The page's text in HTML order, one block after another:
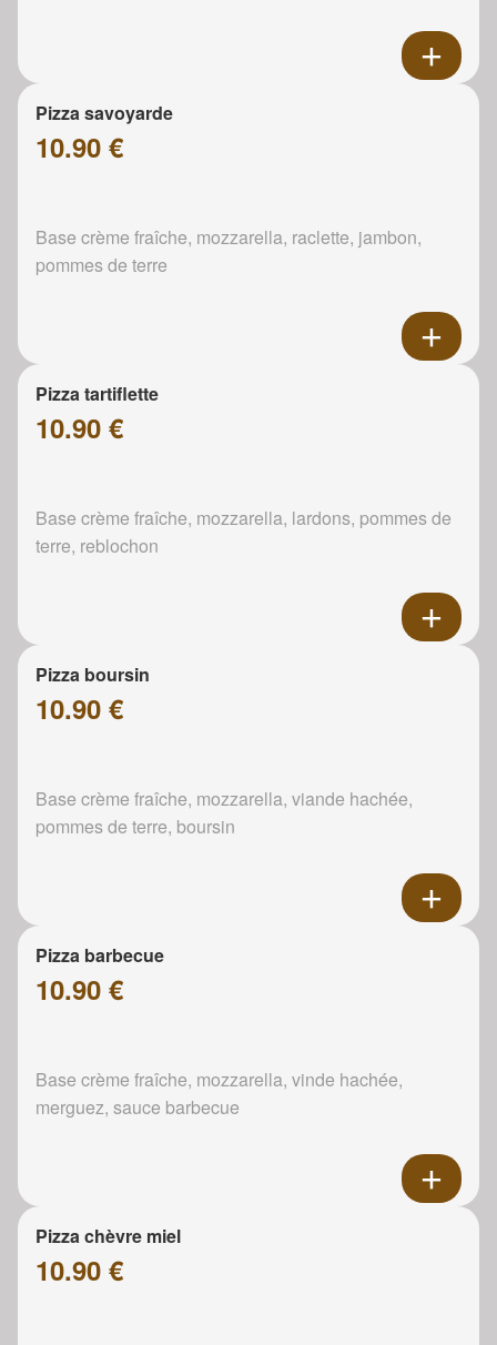
Pizza savoyarde
10.90 €
Base crème fraîche, mozzarella, raclette, jambon,
pommes de terre
Pizza tartiflette
10.90 €
Base crème fraîche, mozzarella, lardons, pommes de
terre, reblochon
Pizza boursin
10.90 €
Base crème fraîche, mozzarella, viande hachée,
pommes de terre, boursin
Pizza barbecue
10.90 €
Base crème fraîche, mozzarella, vinde hachée,
merguez, sauce barbecue
Pizza chèvre miel
10.90 €